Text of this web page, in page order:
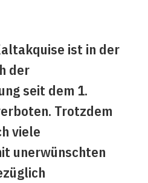
ist in der
der
seit dem 1.
Trotzdem
viele
unerwünschten